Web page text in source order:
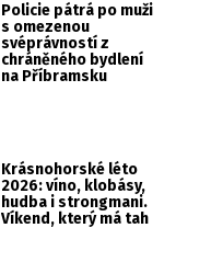
Policie pátrá po muži
s omezenou
svéprávností z
chráněného bydlení
na Příbramsku
Krásnohorské léto
2026: víno, klobásy,
hudba i strongmani.
Víkend, který má tah